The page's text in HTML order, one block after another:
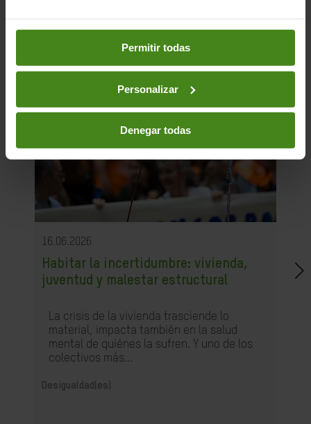
preferencias accediendo a nuestraPolítica de Cookieso
en los botones facilitados a continuación:
Permitir todas
Personalizar
Denegar todas
16.06.2026
Habitar la incertidumbre: vivienda,
juventud y malestar estructural
La crisis de la vivienda trasciende lo
material, impacta también en la salud
mental de quiénes la sufren. Y uno de los
colectivos más...
Desigualdad(es)